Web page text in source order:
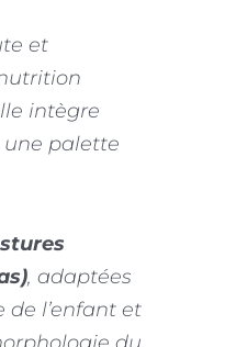
et
intègre
une palette
, adaptées
de l’enfant et
du